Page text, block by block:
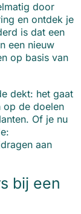
door
en ontdek je
is dat een
een nieuw
op basis van
dekt: het gaat
op de doelen
Of je nu
aan
bij een